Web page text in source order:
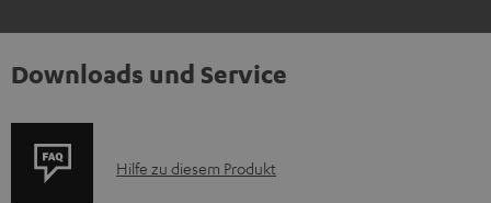
Downloads und Service
P
Hilfe zu diesem Produkt